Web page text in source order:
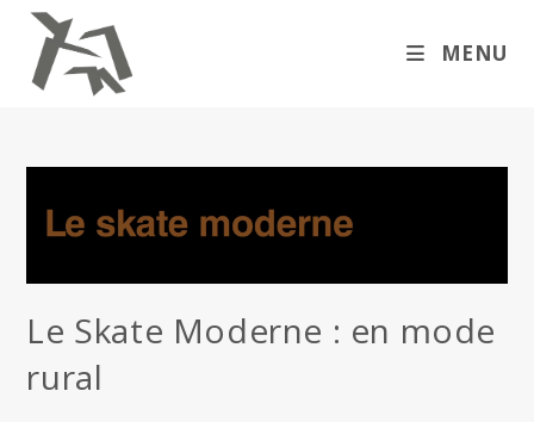
content
MENU
Le Skate Moderne : en mode
rural